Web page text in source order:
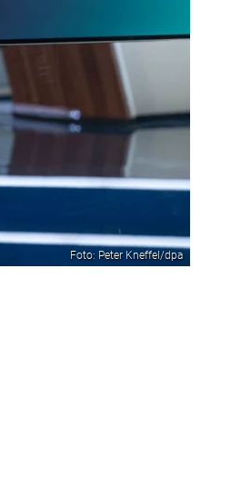
Foto: Peter Kneffel/dpa